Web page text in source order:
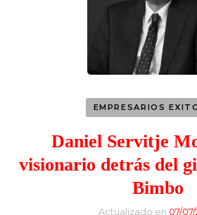
EMPRESARIOS
Daniel Servitje
visionario detrás del
Bimbo
Actualizado en 07/